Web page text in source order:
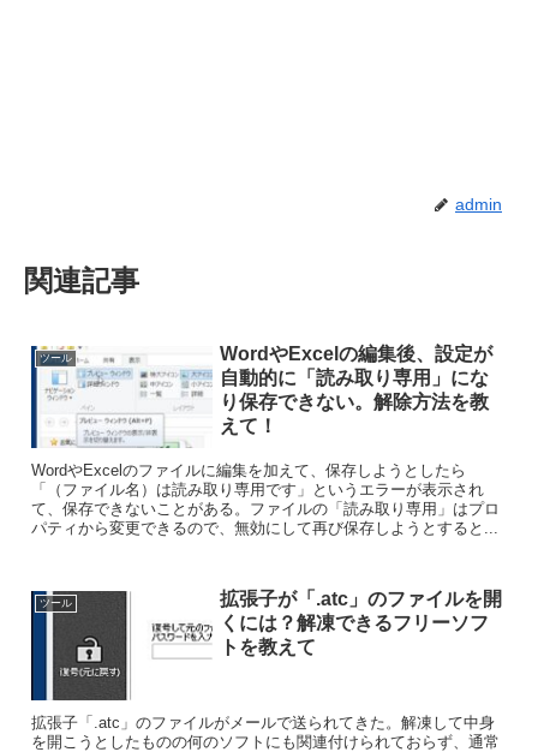
admin
関連記事
ツール
WordやExcelの編集後、設定が
自動的に「読み取り専用」にな
り保存できない。解除方法を教
えて！
WordやExcelのファイルに編集を加えて、保存しようとしたら
「（ファイル名）は読み取り専用です」というエラーが表示され
て、保存できないことがある。ファイルの「読み取り専用」はプロ
パティから変更できるので、無効にして再び保存しようとすると...
ツール
拡張子が「.atc」のファイルを開
くには？解凍できるフリーソフ
トを教えて
拡張子「.atc」のファイルがメールで送られてきた。解凍して中身
を開こうとしたものの何のソフトにも関連付けられておらず、通常